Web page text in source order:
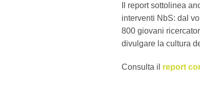
Il report sottolinea
interventi NbS: dal
800 giovani
divulgare la cultura
Consulta il report